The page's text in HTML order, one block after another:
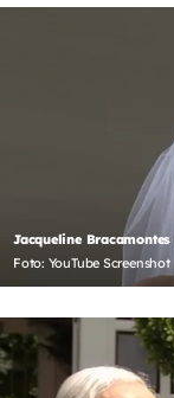
Jacqueline Bracamontes
Foto: YouTube Screenshot